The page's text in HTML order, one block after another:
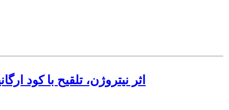
اثر نیتروژن، تلقیح با کود